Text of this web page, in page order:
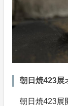
朝日焼423展
朝日焼423展